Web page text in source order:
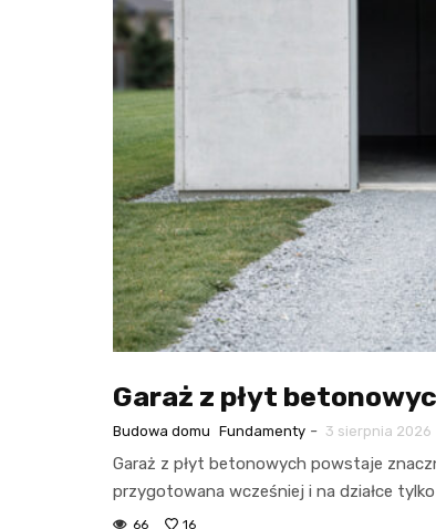
Garaż z płyt
Budowa domu Fundamenty - 3 sierpnia 2026
Garaż z płyt betonowych powstaje
przygotowana wcześniej i na działce
66 16